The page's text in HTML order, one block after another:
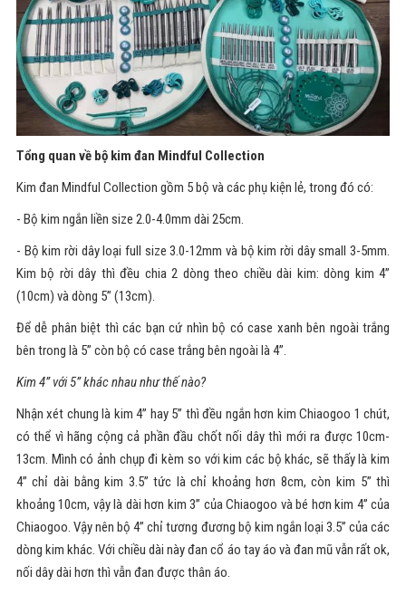
Tổng quan về bộ kim đan Mindful Collection
Kim đan Mindful Collection gồm 5 bộ và các phụ kiện lẻ, trong đó có:
- Bộ kim ngắn liền size 2.0-4.0mm dài 25cm.
- Bộ kim rời dây loại full size 3.0-12mm và bộ kim rời dây small 3-5mm.
Kim bộ rời dây thì đều chia 2 dòng theo chiều dài kim: dòng kim 4”
(10cm) và dòng 5” (13cm).
Để dễ phân biệt thì các bạn cứ nhìn bộ có case xanh bên ngoài trắng
bên trong là 5” còn bộ có case trắng bên ngoài là 4”.
Kim 4” với 5” khác nhau như thế nào?
Nhận xét chung là kim 4” hay 5” thì đều ngắn hơn kim Chiaogoo 1 chút,
có thể vì hãng cộng cả phần đầu chốt nối dây thì mới ra được 10cm-
13cm. Mình có ảnh chụp đi kèm so với kim các bộ khác, sẽ thấy là kim
4” chỉ dài bằng kim 3.5” tức là chỉ khoảng hơn 8cm, còn kim 5” thì
khoảng 10cm, vậy là dài hơn kim 3” của Chiaogoo và bé hơn kim 4” của
Chiaogoo. Vậy nên bộ 4” chỉ tương đương bộ kim ngắn loại 3.5” của các
dòng kim khác. Với chiều dài này đan cổ áo tay áo và đan mũ vẫn rất ok,
nối dây dài hơn thì vẫn đan được thân áo.